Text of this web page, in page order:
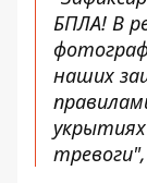
БПЛА! В
наших